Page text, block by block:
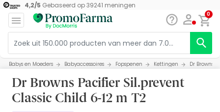
4,2/5 Gebaseerd op39241 meningen
0
Babys en Moeders Babyaccessoires Fopspenen Kettingen Dr Browns
Dr Browns Pacifier Sil.prevent
Classic Child 6-12 m T2